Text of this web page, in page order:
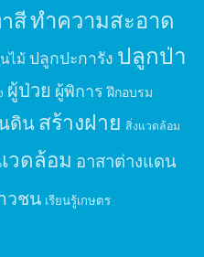
สีทำความสะอาด
ไม้ ปลูกปะการัง ปลูกป่า
ผู้ป่วย ผู้พิการ ฝึกอบรม
ดินสร้างฝาย สิ่งแวดล้อม
วดล้อม อาสาต่างแดน
วชน เรียนรู้เกษตร